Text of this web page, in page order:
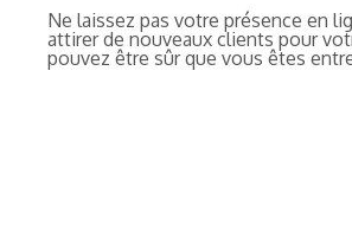
Ne laissez pas votre présence en
attirer de nouveaux clients pour
pouvez être sûr que vous êtes